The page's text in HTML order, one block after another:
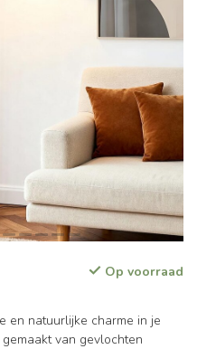
Op voorraad
en natuurlijke charme in je
van gevlochten